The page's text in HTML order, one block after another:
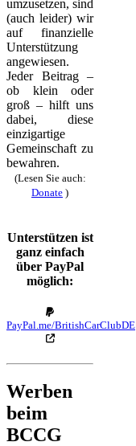
umzusetzen, sind
(auch leider) wir
auf finanzielle
Unterstützung
angewiesen.
Jeder Beitrag –
ob klein oder
groß – hilft uns
dabei, diese
einzigartige
Gemeinschaft zu
bewahren.
(Lesen Sie auch:
Donate )
Unterstützen ist
ganz einfach
über PayPal
möglich:
PayPal.me/BritishCarClubDE
Werben
beim
BCCG